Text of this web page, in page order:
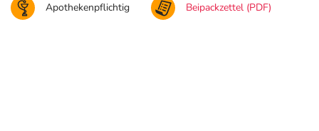
Apothekenpflichtig Beipackzettel (PDF)